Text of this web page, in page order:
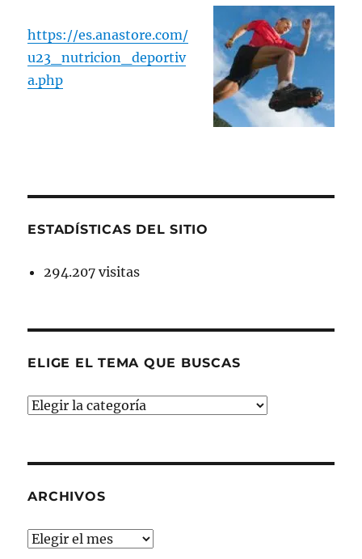
https://es.anastore.com/
u23_nutricion_deportiv
a.php
ESTADÍSTICAS DEL SITIO
294.207 visitas
ELIGE EL TEMA QUE BUSCAS
ELIGE
BUSCAS
ARCHIVOS
Archivos